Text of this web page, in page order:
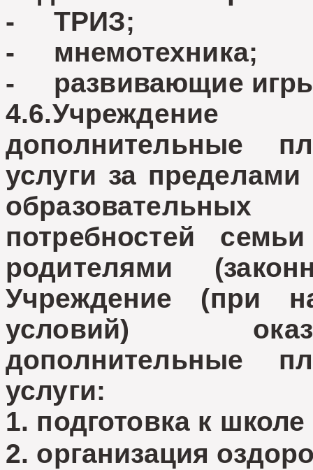
- ТРИЗ;
- мнемотехника;
- развивающие
дополнительные
услуги за
потребностей
родителями
Учреждение (при
условий)
дополнительные
услуги:
1. подготовка к школе
2. организация